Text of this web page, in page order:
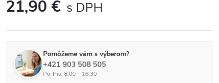
21,90 €
Pomôžeme vám s výberom?
+421 903 508 505
Po-Pia: 8:00 – 16:30